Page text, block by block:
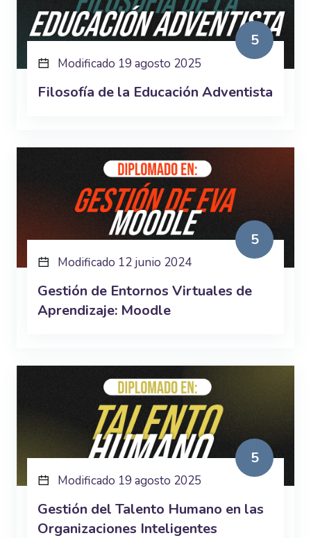
Modificado 19 agosto 2025
Filosofía de la Educación Adventista
5
Modificado 12 junio 2024
Gestión de Entornos Virtuales de
Aprendizaje: Moodle
5
Modificado 19 agosto 2025
Gestión del Talento Humano en las
Organizaciones Inteligentes
5